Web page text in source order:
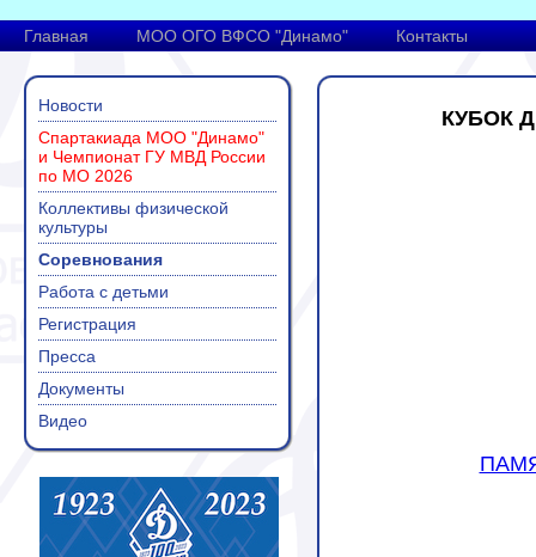
Главная МОО ОГО ВФСО "Динамо" Контакты
Новости
Спартакиада МОО "Динамо"
и Чемпионат ГУ МВД России
по МО 2026
Коллективы физической
культуры
Соревнования
Работа с детьми
Регистрация
Пресса
Документы
Видео
КУБОК